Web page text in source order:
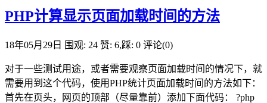
PHP计算显示页面加载时间的方法
18年05月29日 围观: 24 赞: 6,踩: 0 评论(0)
对于一些测试用途，或者需要观察页面加载时间的情况下，就
需要用到这个代码，使用PHP统计页面加载时间的方法如下：
首先在页头，网页的顶部（尽量靠前）添加下面代码： ?php